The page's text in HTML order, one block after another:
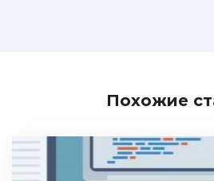
Похожие